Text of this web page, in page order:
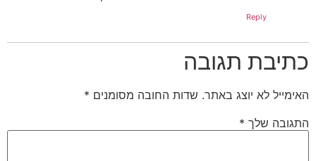
Reply
כתיבת תגובה
האימייל לא יוצג באתר. שדות החובה מסומנים *
התגובה שלך *